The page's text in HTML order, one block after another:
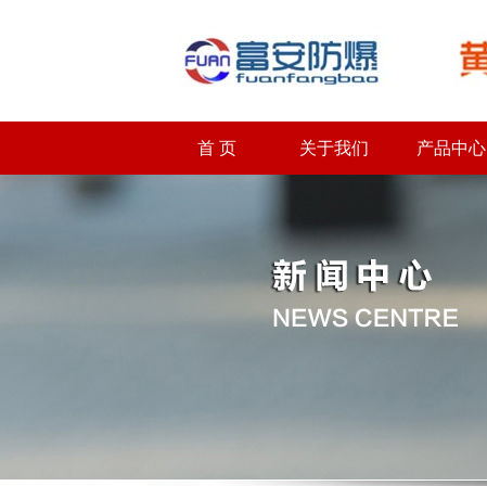
首 页 关于我们 产品中心